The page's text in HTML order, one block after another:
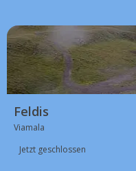
Feldis
Viamala
Jetzt geschlossen